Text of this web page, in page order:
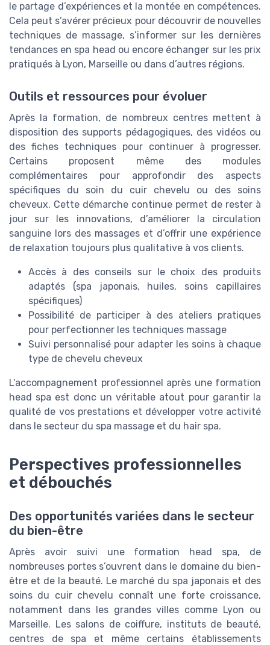
le partage d’expériences et la montée en compétences.
Cela peut s’avérer précieux pour découvrir de nouvelles
techniques de massage, s’informer sur les dernières
tendances en spa head ou encore échanger sur les prix
pratiqués à Lyon, Marseille ou dans d’autres régions.
Outils et ressources pour évoluer
Après la formation, de nombreux centres mettent à
disposition des supports pédagogiques, des vidéos ou
des fiches techniques pour continuer à progresser.
Certains proposent même des modules
complémentaires pour approfondir des aspects
spécifiques du soin du cuir chevelu ou des soins
cheveux. Cette démarche continue permet de rester à
jour sur les innovations, d’améliorer la circulation
sanguine lors des massages et d’offrir une expérience
de relaxation toujours plus qualitative à vos clients.
Accès à des conseils sur le choix des produits
adaptés (spa japonais, huiles, soins capillaires
spécifiques)
Possibilité de participer à des ateliers pratiques
pour perfectionner les techniques massage
Suivi personnalisé pour adapter les soins à chaque
type de chevelu cheveux
L’accompagnement professionnel après une formation
head spa est donc un véritable atout pour garantir la
qualité de vos prestations et développer votre activité
dans le secteur du spa massage et du hair spa.
Perspectives professionnelles
et débouchés
Des opportunités variées dans le secteur
du bien-être
Après avoir suivi une formation head spa, de
nombreuses portes s’ouvrent dans le domaine du bien-
être et de la beauté. Le marché du spa japonais et des
soins du cuir chevelu connaît une forte croissance,
notamment dans les grandes villes comme Lyon ou
Marseille. Les salons de coiffure, instituts de beauté,
centres de spa et même certains établissements